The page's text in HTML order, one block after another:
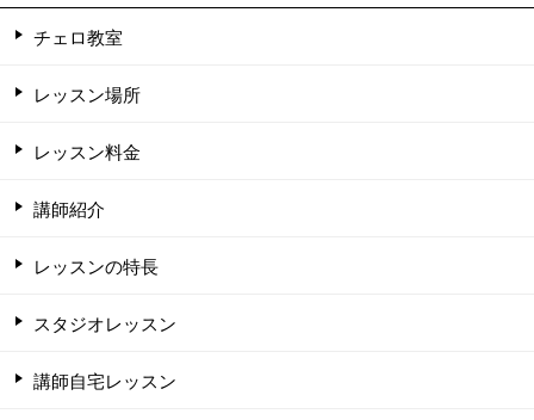
チェロ教室
レッスン場所
レッスン料金
講師紹介
レッスンの特長
スタジオレッスン
講師自宅レッスン